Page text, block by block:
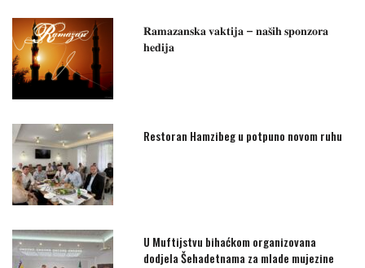
𝐑𝐚𝐦𝐚𝐳𝐚𝐧𝐬𝐤𝐚 𝐯𝐚𝐤𝐭𝐢𝐣𝐚 – 𝐧𝐚𝐬̌𝐢𝐡 𝐬𝐩𝐨𝐧𝐳𝐨𝐫𝐚
𝐡𝐞𝐝𝐢𝐣𝐚
Restoran Hamzibeg u potpuno novom ruhu
U Muftijstvu bihaćkom organizovana
dodjela Šehadetnama za mlade mujezine